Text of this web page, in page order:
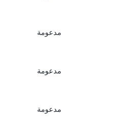
مدعومة
مدعومة
مدعومة